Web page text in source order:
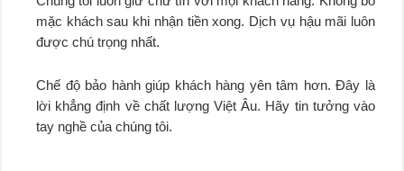
mặc khách sau khi nhận tiền xong. Dịch vụ hậu mãi luôn
được chú trọng nhất.
Chế độ bảo hành giúp khách hàng yên tâm hơn. Đây là
lời khẳng định về chất lượng Việt Âu. Hãy tin tưởng vào
tay nghề của chúng tôi.